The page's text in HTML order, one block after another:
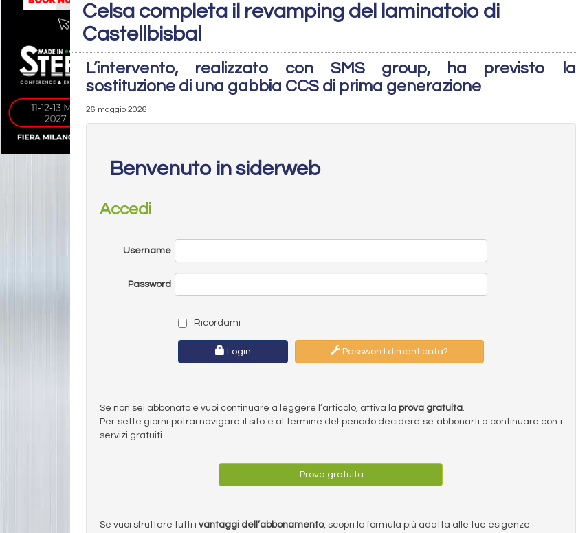
Celsa completa il revamping del laminatoio di
Castellbisbal
L’intervento, realizzato con SMS group, ha previsto la
sostituzione di una gabbia CCS di prima generazione
26 maggio 2026
Benvenuto in siderweb
Accedi
Username
Password
Ricordami
Login Password dimenticata?
Se non sei abbonato e vuoi continuare a leggere l’articolo, attiva la prova gratuita.
Per sette giorni potrai navigare il sito e al termine del periodo decidere se abbonarti o continuare con i
servizi gratuiti.
Prova gratuita
Se vuoi sfruttare tutti i vantaggi dell’abbonamento, scopri la formula più adatta alle tue esigenze.